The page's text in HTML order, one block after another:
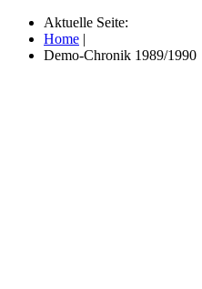
Aktuelle Seite:
Home |
Demo-Chronik 1989/1990